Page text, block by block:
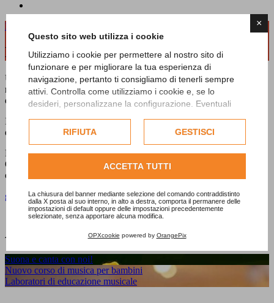
×
Questo sito web utilizza i cookie
Utilizziamo i cookie per permettere al nostro sito di
funzionare e per migliorare la tua esperienza di
navigazione, pertanto ti consigliamo di tenerli sempre
attivi. Controlla come utilizziamo i cookie e, se lo
desideri, personalizzane la configurazione. Eventuali
esclusivamente previa acquisizione del consenso
RIFIUTA GESTISCI
ACCETTA TUTTI
La chiusura del banner mediante selezione del comando contraddistinto
dalla X posta al suo interno, in alto a destra, comporta il permanere delle
impostazioni di default oppure delle impostazioni precedentemente
selezionate, senza apportare alcuna modifica.
OPXcookie powered by OrangePix
Home
Da marzo, Gioco Musica in Opificio!
Un percorso che consente al bambino di "scoprire" quello che la
musica ci vuole comunicare, ossia il linguaggio musicale e permette
di sviluppare il senso ritmico e la coordinazione.
Il corso prevede un pacchetto formativo di 8/12 incontri, ed è tenuto
dal Maestro Andrea Platinetti, laureato al DAMS di Cremona.
Per info, costi ed iscrizioni rivolgersi alla Segreteria di
Opificiodellarte - Via De Agostini, 7/C - Biella- dalle ore 15.00 alle
ore 20.00- tel 015.30901.
gioco_musica.pdf
Altre news
Suona e canta con noi!
Nuovo corso di musica per bambini
Laboratori di educazione musicale